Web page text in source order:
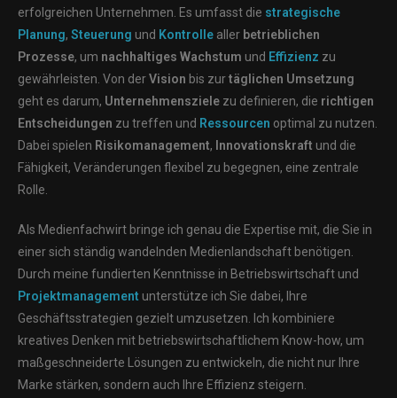
erfolgreichen Unternehmen. Es umfasst die strategische
Planung, Steuerung und Kontrolle aller betrieblichen
Prozesse, um nachhaltiges Wachstum und Effizienz zu
gewährleisten. Von derVision bis zurtäglichen Umsetzung
geht es darum, Unternehmensziele zu definieren, die richtigen
Entscheidungen zu treffen und Ressourcen optimal zu nutzen.
Dabei spielen Risikomanagement, Innovationskraft und die
Fähigkeit, Veränderungen flexibel zu begegnen, eine zentrale
Rolle.
Als Medienfachwirt bringe ich genau die Expertise mit, die Sie in
einer sich ständig wandelnden Medienlandschaft benötigen.
Durch meine fundierten Kenntnisse in Betriebswirtschaft und
Projektmanagement unterstütze ich Sie dabei, Ihre
Geschäftsstrategien gezielt umzusetzen. Ich kombiniere
kreatives Denken mit betriebswirtschaftlichem Know-how, um
maßgeschneiderte Lösungen zu entwickeln, die nicht nur Ihre
Marke stärken, sondern auch Ihre Effizienz steigern.